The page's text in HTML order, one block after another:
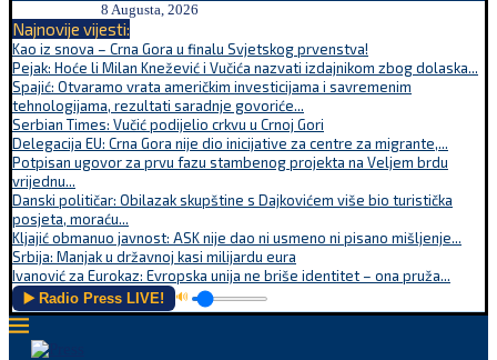
8 Augusta, 2026
Najnovije vijesti:
Kao iz snova – Crna Gora u finalu Svjetskog prvenstva!
Pejak: Hoće li Milan Knežević i Vučića nazvati izdajnikom zbog dolaska...
Spajić: Otvaramo vrata američkim investicijama i savremenim
tehnologijama, rezultati saradnje govoriće...
Serbian Times: Vučić podijelio crkvu u Crnoj Gori
Delegacija EU: Crna Gora nije dio inicijative za centre za migrante,...
Potpisan ugovor za prvu fazu stambenog projekta na Veljem brdu
vrijednu...
Danski političar: Obilazak skupštine s Dajkovićem više bio turistička
posjeta, moraću...
Kljajić obmanuo javnost: ASK nije dao ni usmeno ni pisano mišljenje...
Srbija: Manjak u državnoj kasi milijardu eura
Ivanović za Eurokaz: Evropska unija ne briše identitet – ona pruža...
▶️ Radio Press LIVE! 🔊